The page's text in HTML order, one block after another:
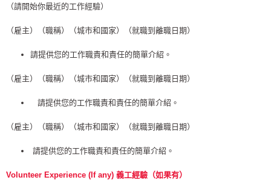
（請開始你最近的工作經驗）
（雇主）（職稱）（城市和國家）（就職到離職日期）
請提供您的工作職責和責任的簡單介紹。
（雇主）（職稱）（城市和國家）（就職到離職日期）
請提供您的工作職責和責任的簡單介紹。
（雇主）（職稱）（城市和國家）（就職到離職日期）
請提供您的工作職責和責任的簡單介紹。
Volunteer Experience (If any) 義工經驗（如果有）